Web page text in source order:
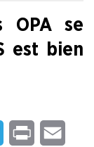
OPA se
est bien
Telegram
Print